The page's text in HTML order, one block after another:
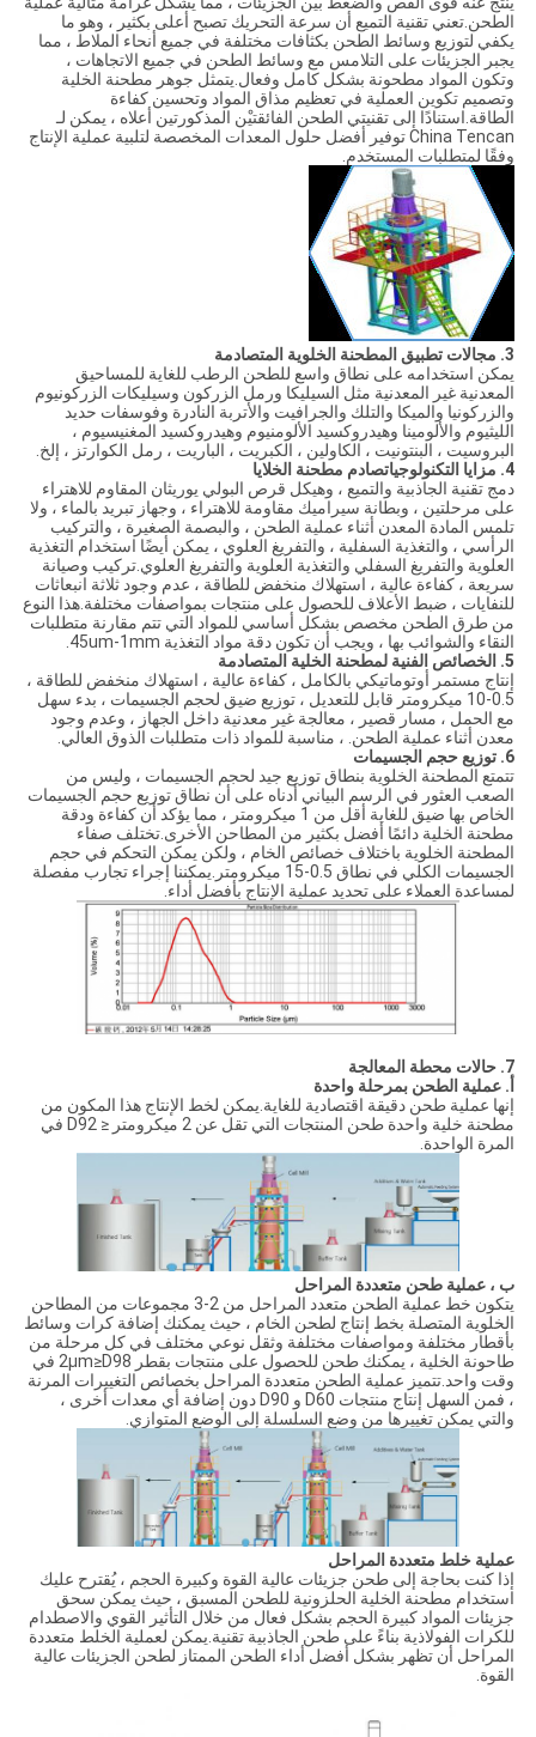
الطحن.تعني تقنية التميع أن سرعة التحريك تصبح أعلى بكثير ، وهو ما
يكفي لتوزيع وسائط الطحن بكثافات مختلفة في جميع أنحاء الملاط ، مما
يجبر الجزيئات على التلامس مع وسائط الطحن في جميع الاتجاهات ،
وتكون المواد مطحونة بشكل كامل وفعال.يتمثل جوهر مطحنة الخلية
وتصميم تكوين العملية في تعظيم مذاق المواد وتحسين كفاءة
الطاقة.استنادًا إلى تقنيتي الطحن الفائقتيْن المذكورتين أعلاه ، يمكن لـ
China Tencan توفير أفضل حلول المعدات المخصصة لتلبية عملية الإنتاج
وفقًا لمتطلبات المستخدم.
3. مجالات تطبيق المطحنة الخلوية المتصادمة
يمكن استخدامه على نطاق واسع للطحن الرطب للغاية للمساحيق
المعدنية غير المعدنية مثل السيليكا ورمل الزركون وسيليكات الزركونيوم
والزركونيا والميكا والتلك والجرافيت والأتربة النادرة وفوسفات حديد
الليثيوم والألومينا وهيدروكسيد الألومنيوم وهيدروكسيد المغنيسيوم ،
البروسيت ، البنتونيت ، الكاولين ، الكبريت ، الباريت ، رمل الكوارتز ، إلخ.
4. مزايا التكنولوجيا
تصادم مطحنة الخلايا
دمج تقنية الجاذبية والتميع ، وهيكل قرص البولي يوريثان المقاوم للاهتراء
على مرحلتين ، وبطانة سيراميك مقاومة للاهتراء ، وجهاز تبريد بالماء ، ولا
تلمس المادة المعدن أثناء عملية الطحن ، والبصمة الصغيرة ، والتركيب
الرأسي ، والتغذية السفلية ، والتفريغ العلوي ، يمكن أيضًا استخدام التغذية
العلوية والتفريغ السفلي والتغذية العلوية والتفريغ العلوي.تركيب وصيانة
سريعة ، كفاءة عالية ، استهلاك منخفض للطاقة ، عدم وجود ثلاثة انبعاثات
للنفايات ، ضبط الأعلاف للحصول على منتجات بمواصفات مختلفة.هذا النوع
من طرق الطحن مخصص بشكل أساسي للمواد التي تتم مقارنة متطلبات
النقاء والشوائب بها ، ويجب أن تكون دقة مواد التغذية 45um-1mm.
5. الخصائص الفنية لمطحنة الخلية المتصادمة
إنتاج مستمر أوتوماتيكي بالكامل ، كفاءة عالية ، استهلاك منخفض للطاقة ،
0.5-10 ميكرومتر قابل للتعديل ، توزيع ضيق لحجم الجسيمات ، بدء سهل
مع الحمل ، مسار قصير ، معالجة غير معدنية داخل الجهاز ، وعدم وجود
معدن أثناء عملية الطحن. ، مناسبة للمواد ذات متطلبات الذوق العالي.
6. توزيع حجم الجسيمات
تتمتع المطحنة الخلوية بنطاق توزيع جيد لحجم الجسيمات ، وليس من
الصعب العثور في الرسم البياني أدناه على أن نطاق توزيع حجم الجسيمات
الخاص بها ضيق للغاية أقل من 1 ميكرومتر ، مما يؤكد أن كفاءة ودقة
مطحنة الخلية دائمًا أفضل بكثير من المطاحن الأخرى.تختلف صفاء
المطحنة الخلوية باختلاف خصائص الخام ، ولكن يمكن التحكم في حجم
الجسيمات الكلي في نطاق 0.5-15 ميكرومتر.يمكننا إجراء تجارب مفصلة
لمساعدة العملاء على تحديد عملية الإنتاج بأفضل أداء.
7. حالات محطة المعالجة
أ. عملية الطحن بمرحلة واحدة
إنها عملية طحن دقيقة اقتصادية للغاية.يمكن لخط الإنتاج هذا المكون من
مطحنة خلية واحدة طحن المنتجات التي تقل عن 2 ميكرومتر ≤ D92 في
المرة الواحدة.
ب ، عملية طحن متعددة المراحل
يتكون خط عملية الطحن متعدد المراحل من 2-3 مجموعات من المطاحن
الخلوية المتصلة بخط إنتاج لطحن الخام ، حيث يمكنك إضافة كرات وسائط
بأقطار مختلفة ومواصفات مختلفة وثقل نوعي مختلف في كل مرحلة من
طاحونة الخلية ، يمكنك طحن للحصول على منتجات بقطر 2μm≥D98 في
وقت واحد.تتميز عملية الطحن متعددة المراحل بخصائص التغييرات المرنة
، فمن السهل إنتاج منتجات D60 و D90 دون إضافة أي معدات أخرى ،
والتي يمكن تغييرها من وضع السلسلة إلى الوضع المتوازي.
عملية خلط متعددة المراحل
إذا كنت بحاجة إلى طحن جزيئات عالية القوة وكبيرة الحجم ، يُقترح عليك
استخدام مطحنة الخلية الحلزونية للطحن المسبق ، حيث يمكن سحق
جزيئات المواد كبيرة الحجم بشكل فعال من خلال التأثير القوي والاصطدام
للكرات الفولاذية بناءً على طحن الجاذبية تقنية.يمكن لعملية الخلط متعددة
المراحل أن تظهر بشكل أفضل أداء الطحن الممتاز لطحن الجزيئات عالية
القوة.